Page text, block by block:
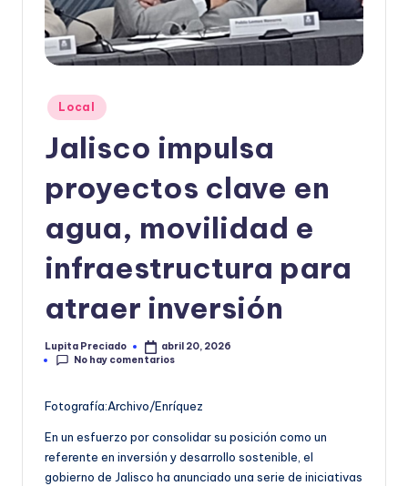
o
Publicado
en
Local
Jalisco impulsa
proyectos clave en
agua, movilidad e
infraestructura para
atraer inversión
Publicado
por
Lupita Preciado
abril 20, 2026
No hay comentarios
Fotografía:Archivo/Enríquez
En un esfuerzo por consolidar su posición como un
referente en inversión y desarrollo sostenible, el
gobierno de Jalisco ha anunciado una serie de iniciativas